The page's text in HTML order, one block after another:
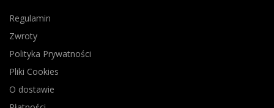
Regulamin
Zwroty
Polityka Prywatności
Pliki Cookies
O dostawie